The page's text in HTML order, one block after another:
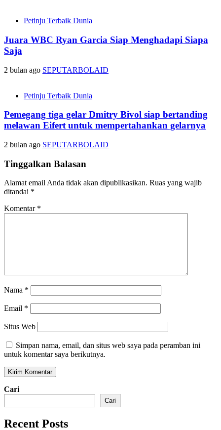
Petinju Terbaik Dunia
Juara WBC Ryan Garcia Siap Menghadapi Siapa
Saja
2 bulan ago SEPUTARBOLAID
Petinju Terbaik Dunia
Pemegang tiga gelar Dmitry Bivol siap bertanding
melawan Eifert untuk mempertahankan gelarnya
2 bulan ago SEPUTARBOLAID
Tinggalkan Balasan
Alamat email Anda tidak akan dipublikasikan. Ruas yang wajib
ditandai *
Komentar *
Nama *
Email *
Situs Web
Simpan nama, email, dan situs web saya pada peramban ini
untuk komentar saya berikutnya.
Cari
Cari
Recent Posts